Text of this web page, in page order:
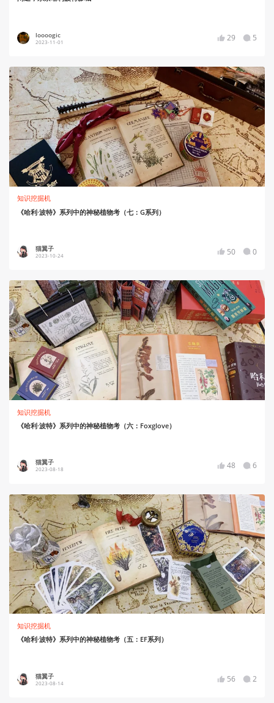
loooogic
2023-11-01 29 5
知识挖掘机
《哈利·波特》系列中的神秘植物考（七：G系列）
猫翼子
2023-10-24 50 0
知识挖掘机
《哈利·波特》系列中的神秘植物考（六：Foxglove）
猫翼子
2023-08-18 48 6
知识挖掘机
《哈利·波特》系列中的神秘植物考（五：EF系列）
猫翼子
2023-08-14 56 2